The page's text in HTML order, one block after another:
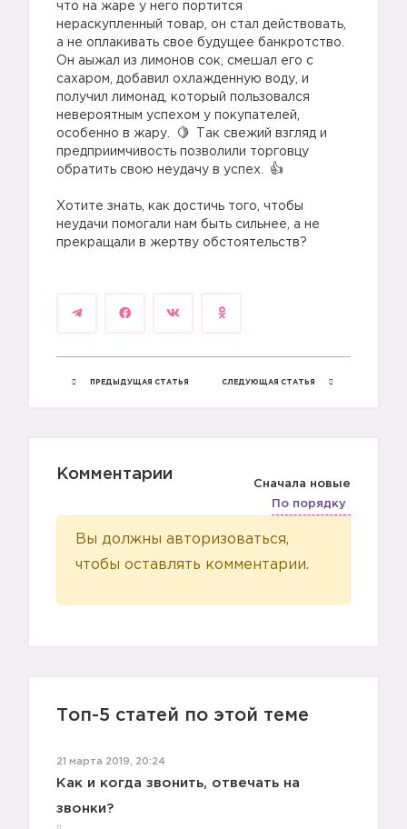
что на жаре у него портится
нераскупленный товар, он стал действовать,
а не оплакивать свое будущее банкротство.
Он аыжал из лимонов сок, смешал его с
сахаром, добавил охлажденную воду, и
получил лимонад, который пользовался
невероятным успехом у покупателей,
особенно в жару.
Так свежий взгляд и
предприимчивость позволили торговцу
обратить свою неудачу в успех.
Хотите знать, как достичь того, чтобы
неудачи помогали нам быть сильнее, а не
прекращали в жертву обстоятельств?
ПРЕДЫДУЩАЯ СТАТЬЯ СЛЕДУЮЩАЯ СТАТЬЯ
Комментарии
Сначала новые
По порядку
Вы должны авторизоваться,
чтобы оставлять комментарии.
Топ-5 статей по этой теме
21 марта 2019, 20:24
Как и когда звонить, отвечать на
звонки?